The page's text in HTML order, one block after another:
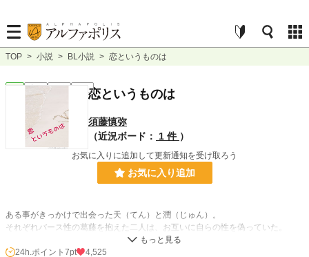
TOP > 小説 > BL小説 > 恋というものは
完結 恋というものは
須藤慎弥
（近況ボード：
1 件 ）
お気に入りに追加して更新通知を受け取ろう
お気に入り追加
ある事がきっかけで出会った天（てん）と潤（じゅん）。
それぞれバース性の葛藤を抱えた二人は、お互いに自らの性を偽っていた。
誤解し、すれ違い、それでも離れられない…離れたくないのは『運命』だか
ら……？
24h.ポイント 7pt
4,525